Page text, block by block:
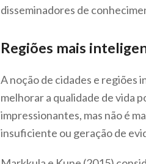
disseminadores de
Regiões mais
A noção de cidades e regiões
melhorar a qualidade de vida
impressionantes, mas não é
insuficiente ou geração de